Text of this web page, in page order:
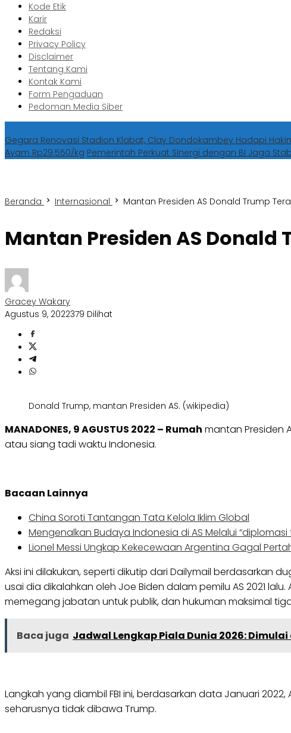
Kode Etik
Karir
Redaksi
Privacy Policy
Disclaimer
Tentang Kami
Kontak Kami
Form Pengaduan
Pedoman Media Siber
Gegara Renovasi Stadion Klabat, Clay Dondokambey Hadapi
Ayam Rp29.550/kg Pemerintah Perkuat Sinergi dengan BI Jaga
Beranda Internasional Mantan Presiden AS Donald Trump
Mantan Presiden AS
Gracey Wakary
Agustus 9, 2022379 Dilihat
Donald Trump, mantan Presiden AS. (wikipedia)
MANADONES, 9 AGUSTUS 2022 – Rumah mantan Presiden
atau siang tadi waktu Indonesia.
Bacaan Lainnya
China Soroti Tantangan Tata Kelola Iklim Global
Mengenalkan Budaya Indonesia di AS Melalui “diplomasi
Lionel Messi Ungkap Kekecewaan Argentina Gagal
Aksi ini dilakukan, seperti dikutip dari Dailymail berdasarkan
usai dia dikalahkan oleh Joe Biden dalam pemilu AS 2021
memegang jabatan untuk publik, dan hukuman maksimal
Baca juga Jadwal Lengkap Piala Dunia 2026: Dimulai
Langkah yang diambil FBI ini, berdasarkan data Januari
seharusnya tidak dibawa Trump.